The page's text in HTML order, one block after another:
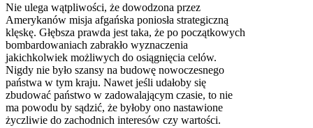
Nie ulega wątpliwości, że dowodzona przez
Amerykanów misja afgańska poniosła strategiczną
klęskę. Głębsza prawda jest taka, że po początkowych
bombardowaniach zabrakło wyznaczenia
jakichkolwiek możliwych do osiągnięcia celów.
Nigdy nie było szansy na budowę nowoczesnego
państwa w tym kraju. Nawet jeśli udałoby się
zbudować państwo w zadowalającym czasie, to nie
ma powodu by sądzić, że byłoby ono nastawione
życzliwie do zachodnich interesów czy wartości.